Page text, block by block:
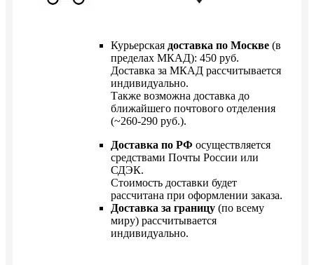
Курьерская доставка по Москве (в
пределах МКАД): 450 руб.
Доставка за МКАД рассчитывается
индивидуально.
Также возможна доставка до
ближайшего почтового отделения
(~260-290 руб.).
Доставка по РФ осуществляется
средствами Почты России или
СДЭК.
Стоимость доставки будет
рассчитана при оформлении заказа.
Доставка за границу (по всему
миру) рассчитывается
индивидуально.